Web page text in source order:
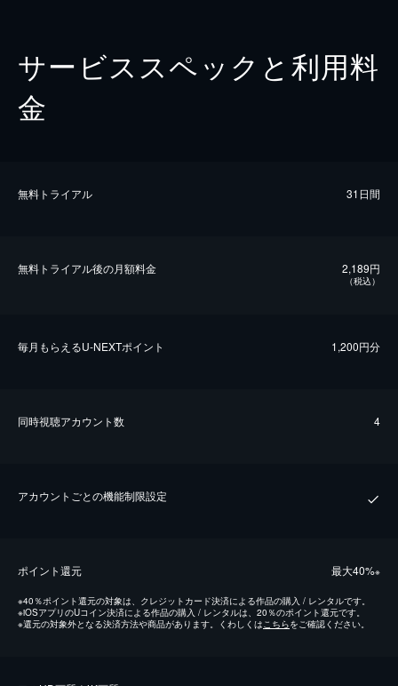
サービススペックと利用料
金
無料トライアル 31日間
無料トライアル後の⽉額料金 2,189円
（税込）
毎⽉もらえるU-NEXTポイント 1,200円分
同時視聴アカウント数 4
アカウントごとの機能制限設定
ポイント還元 最⼤40%※
※40％ポイント還元の対象は、クレジットカード決済による作品の購入 / レンタルです。
※iOSアプリのUコイン決済による作品の購入 / レンタルは、20％のポイント還元です。
※還元の対象外となる決済方法や商品があります。くわしくはこちらをご確認ください。